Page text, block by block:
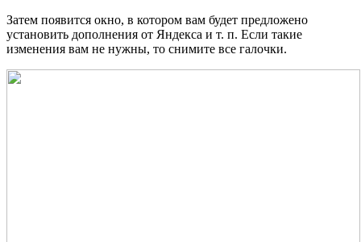
Затем появится окно, в котором вам будет предложено
установить дополнения от Яндекса и т. п. Если такие
изменения вам не нужны, то снимите все галочки.